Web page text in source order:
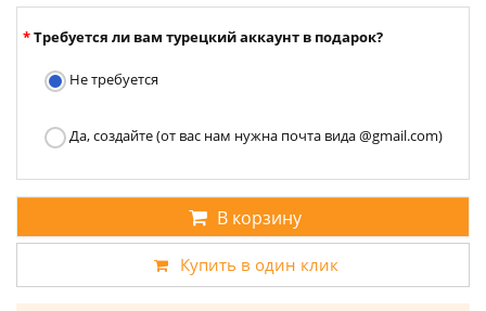
Требуется ли вам турецкий аккаунт в подарок?
Не требуется
Да, создайте (от вас нам нужна почта вида @gmail.com)
В корзину
Купить в один клик